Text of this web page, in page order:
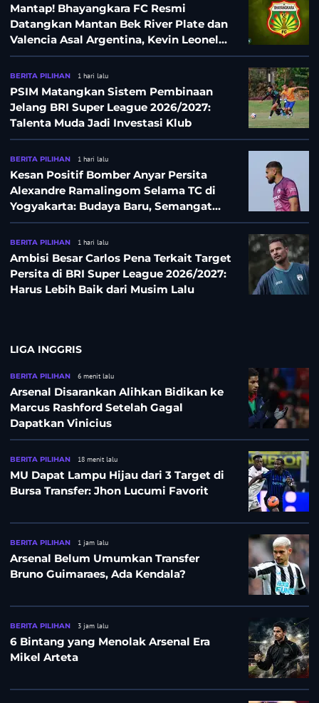
Mantap! Bhayangkara FC Resmi
Datangkan Mantan Bek River Plate dan
Valencia Asal Argentina, Kevin Leonel
Sibille
BERITA PILIHAN 1 hari lalu
PSIM Matangkan Sistem Pembinaan
Jelang BRI Super League 2026/2027:
Talenta Muda Jadi Investasi Klub
BERITA PILIHAN 1 hari lalu
Kesan Positif Bomber Anyar Persita
Alexandre Ramalingom Selama TC di
Yogyakarta: Budaya Baru, Semangat
Baru!
BERITA PILIHAN 1 hari lalu
Ambisi Besar Carlos Pena Terkait Target
Persita di BRI Super League 2026/2027:
Harus Lebih Baik dari Musim Lalu
LIGA INGGRIS
BERITA PILIHAN 6 menit lalu
Arsenal Disarankan Alihkan Bidikan ke
Marcus Rashford Setelah Gagal
Dapatkan Vinicius
BERITA PILIHAN 18 menit lalu
MU Dapat Lampu Hijau dari 3 Target di
Bursa Transfer: Jhon Lucumi Favorit
BERITA PILIHAN 1 jam lalu
Arsenal Belum Umumkan Transfer
Bruno Guimaraes, Ada Kendala?
BERITA PILIHAN 3 jam lalu
6 Bintang yang Menolak Arsenal Era
Mikel Arteta